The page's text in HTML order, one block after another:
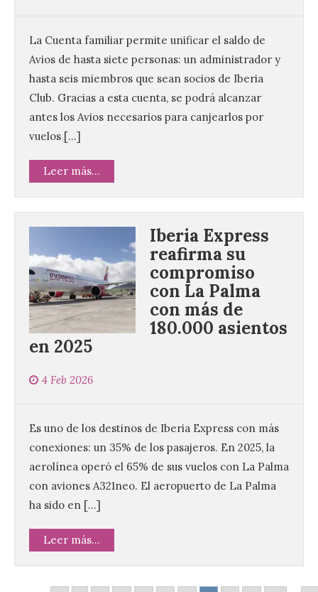
La Cuenta familiar permite unificar el saldo de
Avios de hasta siete personas: un administrador y
hasta seis miembros que sean socios de Iberia
Club. Gracias a esta cuenta, se podrá alcanzar
antes los Avios necesarios para canjearlos por
vuelos […]
Leer más...
Iberia Express
reafirma su
compromiso
con La Palma
con más de
180.000 asientos
en 2025
4 Feb 2026
Es uno de los destinos de Iberia Express con más
conexiones: un 35% de los pasajeros. En 2025, la
aerolínea operó el 65% de sus vuelos con La Palma
con aviones A321neo. El aeropuerto de La Palma
ha sido en […]
Leer más...
Vuelve la tradicional Feria
de Dulces del Convento a
7 Ago 2026
Tendrá lugar el 9 de
agosto en los aledaños del
monasterio cisterciense
de Santa María la Real de
Gradefes. Una cita
imprescindible para disfrutar de los
mejores dulces conventuales, tradición,
Ayuntamiento de Gradefes, intentando